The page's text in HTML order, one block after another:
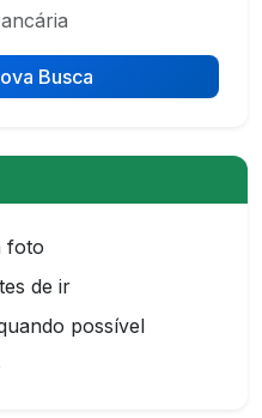
Busca
foto
de ir
possível